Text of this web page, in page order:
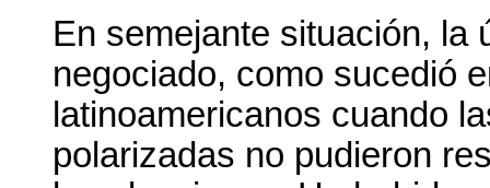
En semejante situación, la
negociado, como sucedió
latinoamericanos cuando
polarizadas no pudieron